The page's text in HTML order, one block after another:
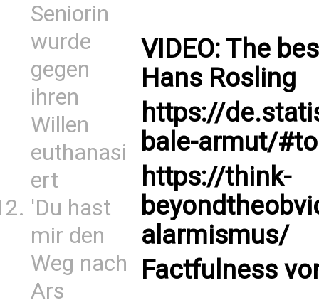
Seniorin
wurde
gegen
ihren
Willen
euthanasi
ert
'Du hast
mir den
Weg nach
Ars
VIDEO: The
Hans Rosling
https://
bale-armut/
https://think-
alarmismus/
Factfulness